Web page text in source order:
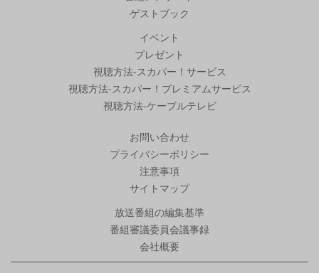
ゲストブック
イベント
プレゼント
視聴方法-スカパー！サービス
視聴方法-スカパー！プレミアムサービス
視聴方法-ケーブルテレビ
お問い合わせ
プライバシーポリシー
注意事項
サイトマップ
放送番組の編集基準
番組審議委員会議事録
会社概要